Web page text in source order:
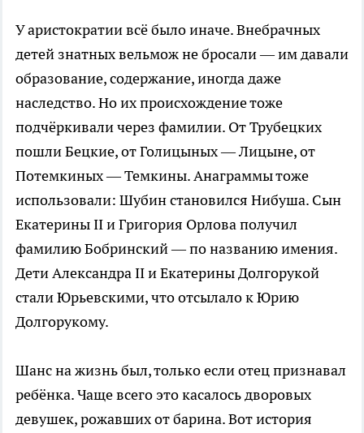
У аристократии всё было иначе. Внебрачных
детей знатных вельмож не бросали — им давали
образование, содержание, иногда даже
наследство. Но их происхождение тоже
подчёркивали через фамилии. От Трубецких
пошли Бецкие, от Голицыных — Лицыне, от
Потемкиных — Темкины. Анаграммы тоже
использовали: Шубин становился Нибуша. Сын
Екатерины II и Григория Орлова получил
фамилию Бобринский — по названию имения.
Дети Александра II и Екатерины Долгорукой
стали Юрьевскими, что отсылало к Юрию
Долгорукому.
Шанс на жизнь был, только если отец признавал
ребёнка. Чаще всего это касалось дворовых
девушек, рожавших от барина. Вот история